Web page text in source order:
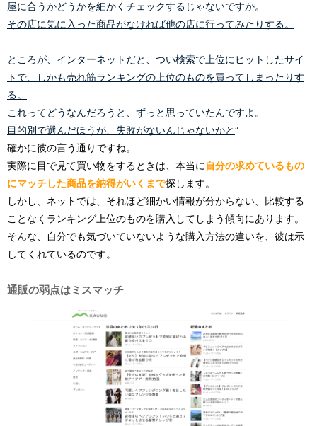
屋に合うかどうかを細かくチェックするじゃないですか。
その店に気に入った商品がなければ他の店に行ってみたりする。
ところが、インターネットだと、つい検索で上位にヒットしたサイ
トで、しかも売れ筋ランキングの上位のものを買ってしまったりす
る。
これってどうなんだろうと、ずっと思っていたんですよ。
目的別で選んだほうが、失敗がないんじゃないかと ”
確かに彼の言う通りですね。
実際に目で見て買い物をするときは、本当に 自分の求めているもの
にマッチした商品を納得がいくまで探します。
しかし、ネットでは、それほど細かい情報が分からない、比較する
ことなくランキング上位のものを購入してしまう傾向にあります。
そんな、自分でも気づいていないような購入方法の違いを、彼は示
してくれているのです。
通販の弱点はミスマッチ